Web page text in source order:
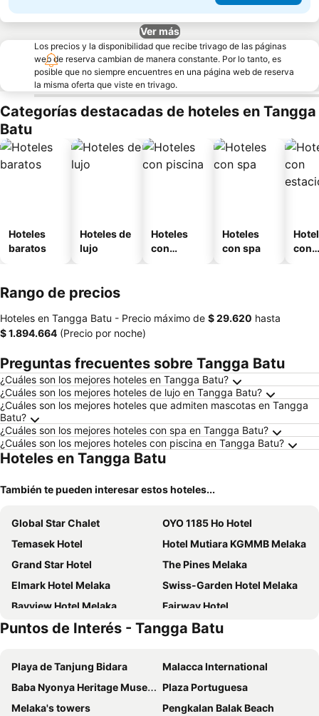
Ver más
Los precios y la disponibilidad que recibe trivago de las páginas
web de reserva cambian de manera constante. Por lo tanto, es
posible que no siempre encuentres en una página web de reserva
la misma oferta que viste en trivago.
Categorías destacadas de hoteles en Tangga
Batu
Hoteles
baratos
Hoteles de
lujo
Hoteles
con
Hoteles
con spa
con
Rango de precios
Hoteles en Tangga Batu - Precio máximo de ‎$ 29.620 hasta
‎$ 1.894.664 (Precio por noche)
Preguntas frecuentes sobre Tangga Batu
¿Cuáles son los mejores hoteles en Tangga Batu?
¿Cuáles son los mejores hoteles de lujo en Tangga Batu?
¿Cuáles son los mejores hoteles que admiten mascotas en Tangga
Batu?
¿Cuáles son los mejores hoteles con spa en Tangga Batu?
¿Cuáles son los mejores hoteles con piscina en Tangga Batu?
Hoteles en Tangga Batu
También te pueden interesar estos hoteles...
Global Star Chalet
OYO 1185 Ho Hotel
Temasek Hotel
Hotel Mutiara KGMMB Melaka
Grand Star Hotel
The Pines Melaka
Elmark Hotel Melaka
Swiss-Garden Hotel Melaka
Bayview Hotel Melaka
Fairway Hotel
Marvelux Hotel
Imperial Heritage Hotel Melaka
Fomecs Boutique Hotel, Jonker Street
Hotel Dlima Inn Plaza Mahkota Melaka
Fenix Inn
Angsana Hotel Melaka
The Concept Hotel Melaka City
Swan Garden Hotel
Puntos de Interés - Tangga Batu
Playa de Tanjung Bidara
Malacca International
Baba Nyonya Heritage Museum
Plaza Portuguesa
Melaka's towers
Pengkalan Balak Beach